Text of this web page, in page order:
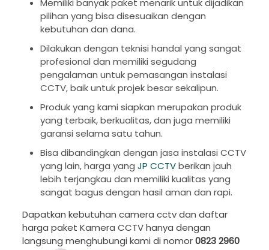
Memiliki banyak paket menarik untuk dijadikan
pilihan yang bisa disesuaikan dengan
kebutuhan dan dana.
Dilakukan dengan teknisi handal yang sangat
profesional dan memiliki segudang
pengalaman untuk pemasangan instalasi
CCTV, baik untuk projek besar sekalipun.
Produk yang kami siapkan merupakan produk
yang terbaik, berkualitas, dan juga memiliki
garansi selama satu tahun.
Bisa dibandingkan dengan jasa instalasi CCTV
yang lain, harga yang JP CCTVberikan jauh
lebih terjangkau dan memiliki kualitas yang
sangat bagus dengan hasil aman dan rapi.
Dapatkan kebutuhan camera cctv dan daftar
harga paket Kamera CCTV hanya dengan
langsung menghubungi kami di nomor0823 2960